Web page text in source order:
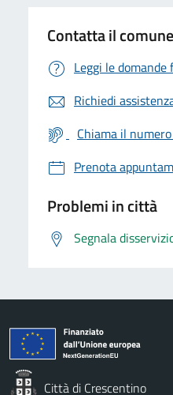
Contatta il comune
Leggi le
Richiedi
Chiama il
Prenota
Problemi in città
Segnala
Città di Crescentino